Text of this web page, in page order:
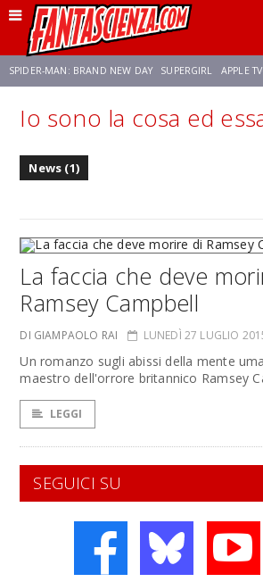
SPIDER-MAN: BRAND NEW DAY SUPERGIRL APPLE
FRANCO RICCIARDIELLO ZENDAYA STAR TREK
Io sono la cosa ed
News (1)
La faccia che deve
Ramsey Campbell
DI GIAMPAOLO RAI LUNEDÌ 27 LUGLIO
Un romanzo sugli abissi della mente
maestro dell'orrore britannico Ramsey
LEGGI
SEGUICI SU